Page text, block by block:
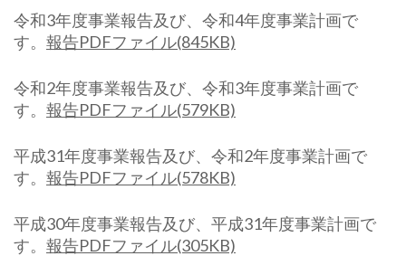
令和3年度事業報告及び、令和4年度事業計画で
す。 報告PDFファイル(845KB)
令和2年度事業報告及び、令和3年度事業計画で
す。 報告PDFファイル(579KB)
平成31年度事業報告及び、令和2年度事業計画で
す。 報告PDFファイル(578KB)
平成30年度事業報告及び、平成31年度事業計画で
す。 報告PDFファイル(305KB)